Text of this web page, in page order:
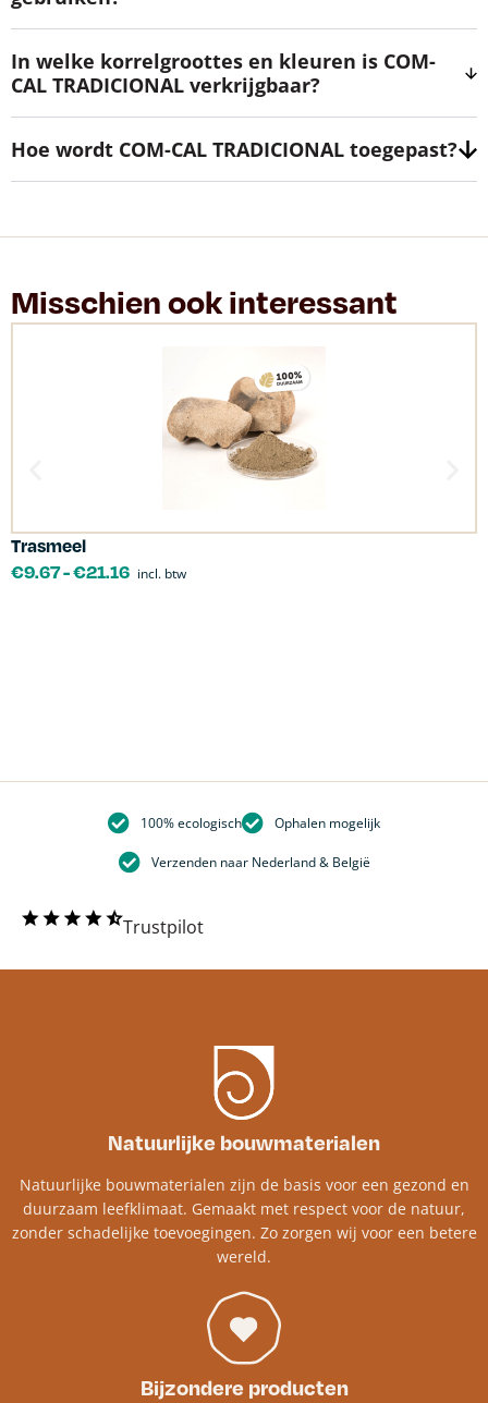
In welke korrelgroottes en kleuren is COM-
CAL TRADICIONAL verkrijgbaar?
Hoe wordt COM-CAL TRADICIONAL toegepast?
Misschien ook interessant
Trasmeel
€9.67-€21.16 incl. btw
100% ecologisch Ophalen mogelijk
Verzenden naar Nederland & België
Trustpilot
Natuurlijke bouwmaterialen
Natuurlijke bouwmaterialen zijn de basis voor een gezond en
duurzaam leefklimaat. Gemaakt met respect voor de natuur,
zonder schadelijke toevoegingen. Zo zorgen wij voor een betere
wereld.
Bijzondere producten